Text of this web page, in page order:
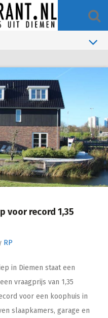
voor record 1,35
RP
in Diemen staat een
vraagprijs van 1,35
voor een koophuis in
slaapkamers, garage en